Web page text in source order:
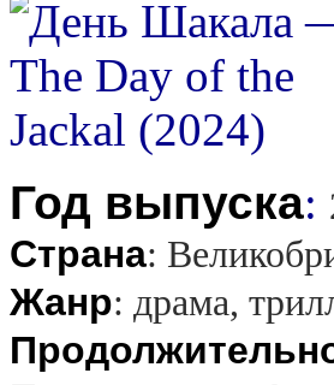
Год выпуска:
Страна:
Жанр: драма,